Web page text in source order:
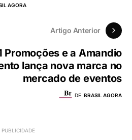
AGORA
Artigo Anterior
Promoções e a Amandio
lança nova marca no
mercado de eventos
DE BRASIL AGORA